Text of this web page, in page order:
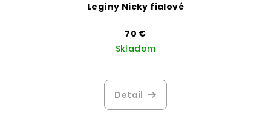
Legíny Nicky fialové
70 €
Skladom
Detail